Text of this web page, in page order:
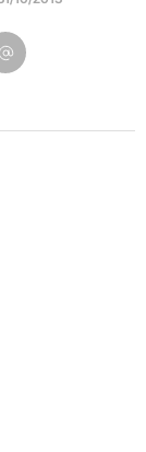
Pinterest
su WhatsApp
su Email